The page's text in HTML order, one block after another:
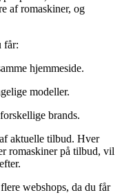
af romaskiner, og
får:
hjemmeside.
modeller.
brands.
aktuelle tilbud. Hver
romaskiner på tilbud, vil
webshops, da du får